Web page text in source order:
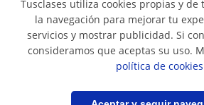
305915 opiniones de
© 2007 - 2026
Mapa web:Profesores
Tusclases utiliza cookies propias y de
la navegación para mejorar tu
servicios y mostrar publicidad. Si
consideramos que aceptas su uso.
política de cookies